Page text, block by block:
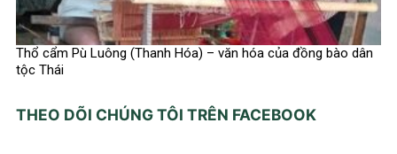
Thổ cẩm Pù Luông (Thanh Hóa) – văn hóa của đồng bào dân
tộc Thái
THEO DÕI CHÚNG TÔI TRÊN FACEBOOK